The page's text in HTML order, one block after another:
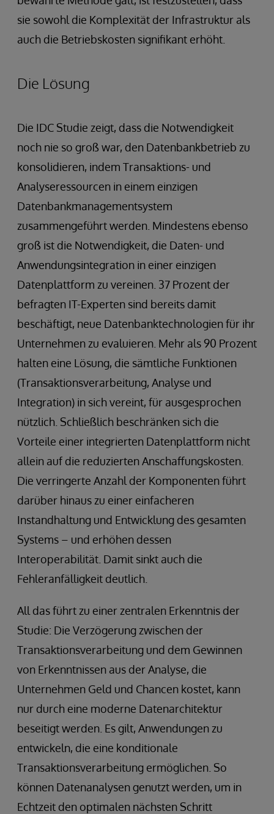
sie sowohl die Komplexität der Infrastruktur als
auch die Betriebskosten signifikant erhöht.
Die Lösung
Die IDC Studie zeigt, dass die Notwendigkeit
noch nie so groß war, den Datenbankbetrieb zu
konsolidieren, indem Transaktions- und
Analyseressourcen in einem einzigen
Datenbankmanagementsystem
zusammengeführt werden. Mindestens ebenso
groß ist die Notwendigkeit, die Daten- und
Anwendungsintegration in einer einzigen
Datenplattform zu vereinen. 37 Prozent der
befragten IT-Experten sind bereits damit
beschäftigt, neue Datenbanktechnologien für ihr
Unternehmen zu evaluieren. Mehr als 90 Prozent
halten eine Lösung, die sämtliche Funktionen
(Transaktionsverarbeitung, Analyse und
Integration) in sich vereint, für ausgesprochen
nützlich. Schließlich beschränken sich die
Vorteile einer integrierten Datenplattform nicht
allein auf die reduzierten Anschaffungskosten.
Die verringerte Anzahl der Komponenten führt
darüber hinaus zu einer einfacheren
Instandhaltung und Entwicklung des gesamten
Systems – und erhöhen dessen
Interoperabilität. Damit sinkt auch die
Fehleranfälligkeit deutlich.
All das führt zu einer zentralen Erkenntnis der
Studie: Die Verzögerung zwischen der
Transaktionsverarbeitung und dem Gewinnen
von Erkenntnissen aus der Analyse, die
Unternehmen Geld und Chancen kostet, kann
nur durch eine moderne Datenarchitektur
beseitigt werden. Es gilt, Anwendungen zu
entwickeln, die eine konditionale
Transaktionsverarbeitung ermöglichen. So
können Datenanalysen genutzt werden, um in
Echtzeit den optimalen nächsten Schritt